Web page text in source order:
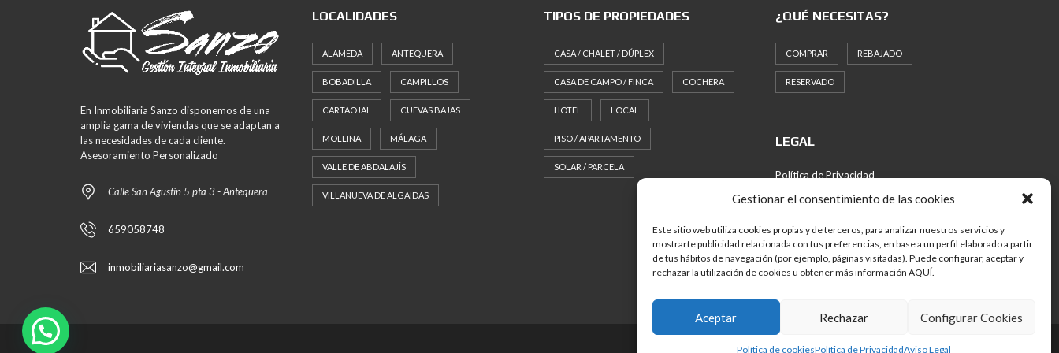
Gestionar el consentimiento de las cookies
Este sitio web utiliza cookies propias y de terceros, para analizar nuestros servicios y
mostrarte publicidad relacionada con tus preferencias, en base a un perfil elaborado a partir
de tus hábitos de navegación (por ejemplo, páginas visitadas). Puede configurar, aceptar y
rechazar la utilización de cookies u obtener más información AQUÍ.
Aceptar Rechazar Configurar Cookies
Política de cookiesPolítica de PrivacidadAviso Legal
En Inmobiliaria Sanzo disponemos de una
amplia gama de viviendas que se adaptan a
las necesidades de cada cliente.
Asesoramiento Personalizado
Calle San Agustin 5 pta 3 - Antequera
659058748
inmobiliariasanzo@gmail.com
LOCALIDADES
ALAMEDA ANTEQUERA
BOBADILLA CAMPILLOS
CARTAOJAL CUEVAS BAJAS
MOLLINA MÁLAGA
VALLE DE ABDALAJÍS
VILLANUEVA DE ALGAIDAS
TIPOS DE PROPIEDADES
CASA / CHALET / DÚPLEX
CASA DE CAMPO / FINCA COCHERA
HOTEL LOCAL
PISO / APARTAMENTO
SOLAR / PARCELA
¿QUÉ NECESITAS?
COMPRAR REBAJADO
RESERVADO
LEGAL
Política de Privacidad
Aviso Legal
2020 Inmobiliaria Sanzo | Todos los derechos reservados